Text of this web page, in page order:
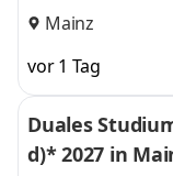
Mainz
vor 1 Tag
Duales
d)* 2027 in